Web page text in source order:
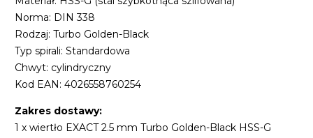
Norma: DIN 338
Rodzaj: Turbo Golden-Black
Typ spirali: Standardowa
Chwyt: cylindryczny
Kod EAN: 4026558760254
Zakres dostawy:
1 x wiertło EXACT 2.5 mm Turbo Golden-Black HSS-G